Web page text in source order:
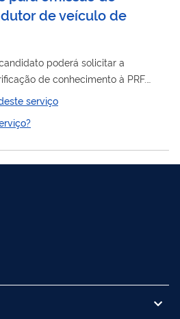
de veículo de
poderá solicitar a
de conhecimento à PRF.
pela PRF uma licença que
veículos de escolta
serviço